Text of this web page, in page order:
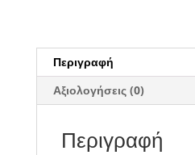
Περιγραφή
Αξιολογήσεις (0)
Περιγραφή